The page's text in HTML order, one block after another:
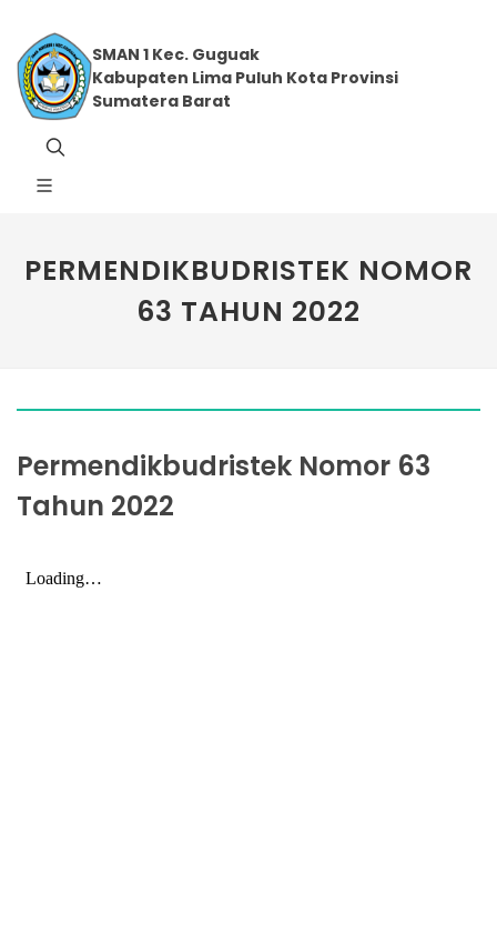
SMAN 1 Kec. Guguak
Kabupaten Lima Puluh Kota Provinsi
Sumatera Barat
PERMENDIKBUDRISTEK NOMOR
63 TAHUN 2022
Permendikbudristek Nomor 63
Tahun 2022